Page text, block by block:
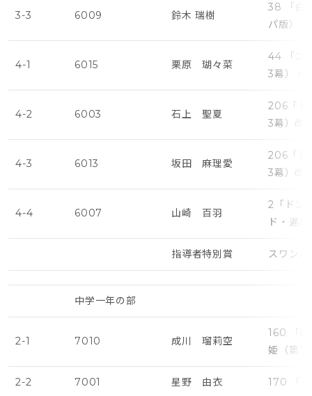
3-3 6009 鈴木 瑞樹
38 「白
パ版）・
4-1 6015 栗原 瑚々菜
44 「コ
3幕）・
4-2 6003 石上 聖夏
206「ド
3幕）改
4-3 6013 坂田 麻理愛
206「ド
3幕）改
4-4 6007 山崎 百羽
2「ドン
ド・遅め
指導者特別賞 スワン
中学一年の部
2-1 7010 成川 瑠莉空
160 「
姫（第1
2-2 7001 星野 由衣 170 「